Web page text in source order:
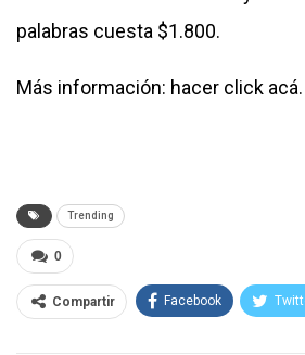
palabras cuesta $1.800.
Más información: hacer click acá.
Trending
0
Compartir Facebook